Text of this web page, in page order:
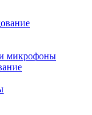
микрофоны